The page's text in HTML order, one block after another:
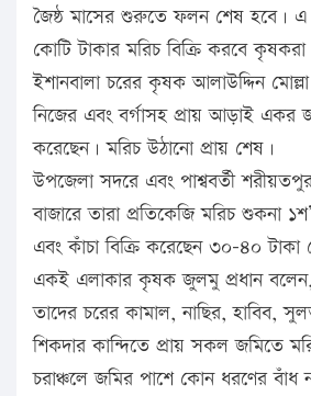
জৈষ্ঠ মাসের শুরুতে ফলন শেষ হবে।
কোটি টাকার মরিচ বিক্রি করবে
ইশানবালা চরের কৃষক আলাউদ্দিন
নিজের এবং বর্গাসহ প্রায় আড়াই একর
করেছেন। মরিচ উঠানো প্রায় শেষ।
উপজেলা সদরে এবং পাশ্ববর্তী
বাজারে তারা প্রতিকেজি মরিচ শুকনা
এবং কাঁচা বিক্রি করেছেন ৩০-৪০ টাকা
একই এলাকার কৃষক জুলমু প্রধান বলেন,
তাদের চরের কামাল, নাছির, হাবিব,
শিকদার কান্দিতে প্রায় সকল জমিতে
চরাঞ্চলে জমির পাশে কোন ধরণের বাঁধ